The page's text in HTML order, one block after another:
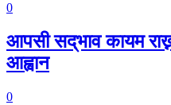
0
आपसी सद्‌भाव कायम राख्न
आह्वान
0